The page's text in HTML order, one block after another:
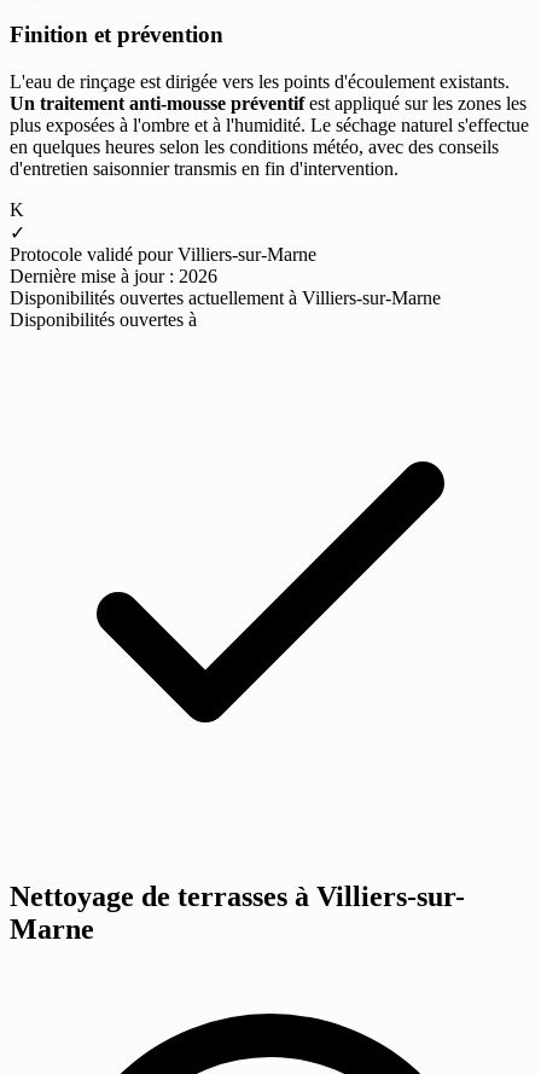
Finition et prévention
L'eau de rinçage est dirigée vers les points d'écoulement existants.
Un traitement anti-mousse préventifest appliqué sur les zones les
plus exposées à l'ombre et à l'humidité. Le séchage naturel s'effectue
en quelques heures selon les conditions météo, avec des conseils
d'entretien saisonnier transmis en fin d'intervention.
K
✓
Protocole validé pour Villiers-sur-Marne
Dernière mise à jour : 2026
Disponibilités ouvertes actuellement à Villiers-sur-Marne
Disponibilités ouvertes à
Nettoyage de terrasses à Villiers-sur-
Marne